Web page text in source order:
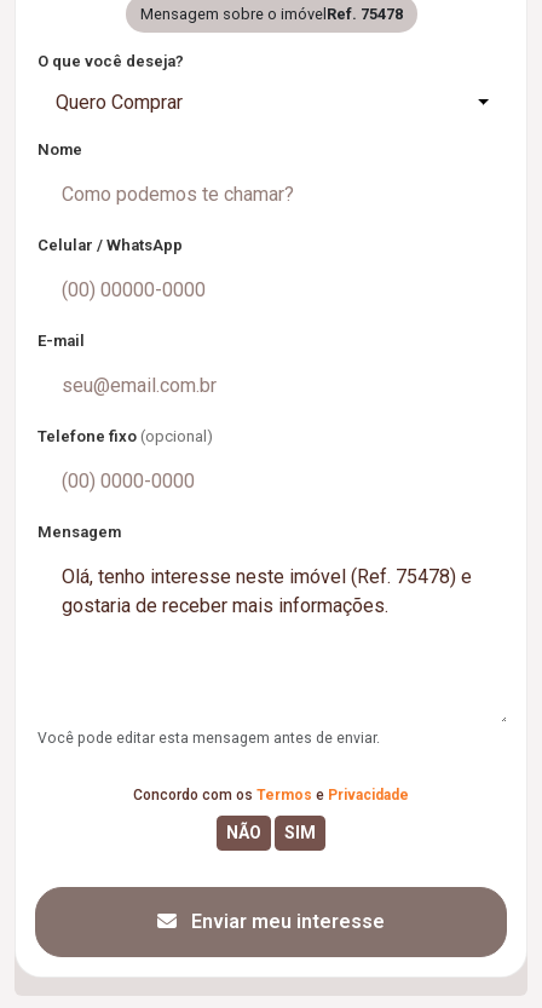
Mensagem sobre o imóvel Ref. 75478
O que você deseja?
Quero Comprar
Nome
Celular / WhatsApp
E-mail
Telefone fixo (opcional)
Mensagem
Você pode editar esta mensagem antes de enviar.
Concordo com os Termos e Privacidade
Enviar meu interesse